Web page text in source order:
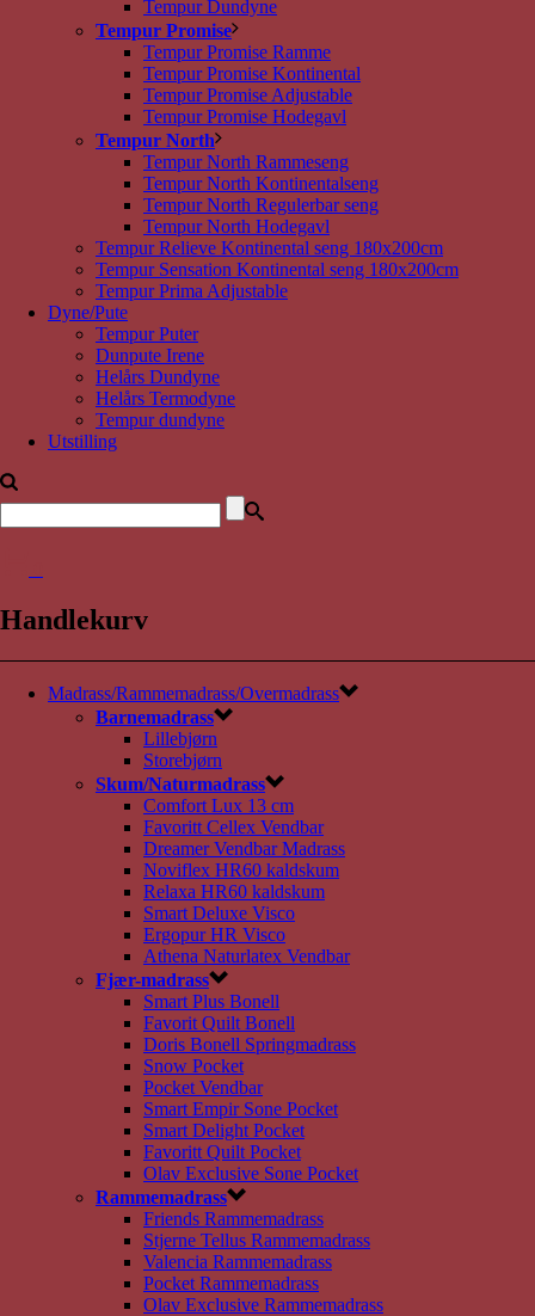
Tempur Dundyne
Tempur Promise
Tempur Promise Ramme
Tempur Promise Kontinental
Tempur Promise Adjustable
Tempur Promise Hodegavl
Tempur North
Tempur North Rammeseng
Tempur North Kontinentalseng
Tempur North Regulerbar seng
Tempur North Hodegavl
Tempur Relieve Kontinental seng 180x200cm
Tempur Sensation Kontinental seng 180x200cm
Tempur Prima Adjustable
Dyne/Pute
Tempur Puter
Dunpute Irene
Helårs Dundyne
Helårs Termodyne
Tempur dundyne
Utstilling
Handlekurv
Madrass/Rammemadrass/Overmadrass
Barnemadrass
Lillebjørn
Storebjørn
Skum/Naturmadrass
Comfort Lux 13 cm
Favoritt Cellex Vendbar
Dreamer Vendbar Madrass
Noviflex HR60 kaldskum
Relaxa HR60 kaldskum
Smart Deluxe Visco
Ergopur HR Visco
Athena Naturlatex Vendbar
Fjær-madrass
Smart Plus Bonell
Favorit Quilt Bonell
Doris Bonell Springmadrass
Snow Pocket
Pocket Vendbar
Smart Empir Sone Pocket
Smart Delight Pocket
Favoritt Quilt Pocket
Olav Exclusive Sone Pocket
Rammemadrass
Friends Rammemadrass
Stjerne Tellus Rammemadrass
Valencia Rammemadrass
Pocket Rammemadrass
Olav Exclusive Rammemadrass